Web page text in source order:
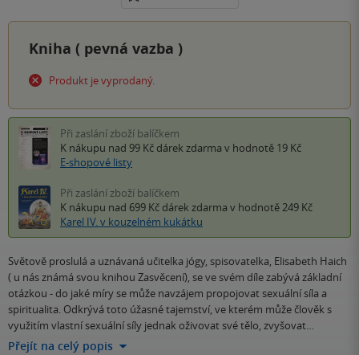
Kniha ( pevná vazba )
Produkt je vyprodaný.
Při zaslání zboží balíčkem
K nákupu nad 99 Kč dárek zdarma v hodnotě 19 Kč
E-shopové listy
Při zaslání zboží balíčkem
K nákupu nad 699 Kč dárek zdarma v hodnotě 249 Kč
Karel IV. v kouzelném kukátku
Světově proslulá a uznávaná učitelka jógy, spisovatelka, Elisabeth Haich
( u nás známá svou knihou Zasvěcení), se ve svém díle zabývá základní
otázkou - do jaké míry se může navzájem propojovat sexuální síla a
spiritualita. Odkrývá toto úžasné tajemství, ve kterém může člověk s
využitím vlastní sexuální síly jednak oživovat své tělo, zvyšovat…
Přejít na celý popis